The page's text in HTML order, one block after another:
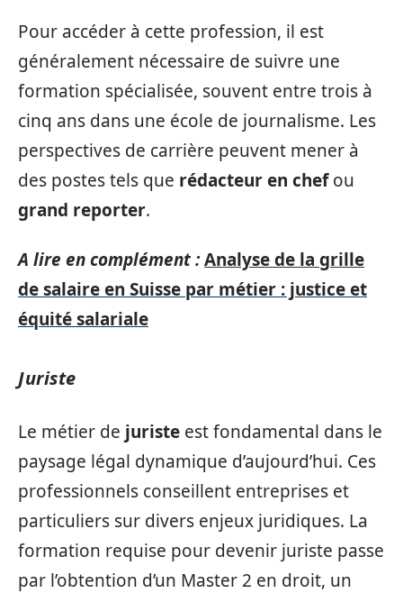
Pour accéder à cette profession, il est
généralement nécessaire de suivre une
formation spécialisée, souvent entre trois à
cinq ans dans une école de journalisme. Les
perspectives de carrière peuvent mener à
des postes tels que rédacteur en chefou
grand reporter.
A lire en complément :Analyse de la grille
de salaire en Suisse par métier : justice et
équité salariale
Juriste
Le métier de juriste est fondamental dans le
paysage légal dynamique d’aujourd’hui. Ces
professionnels conseillent entreprises et
particuliers sur divers enjeux juridiques. La
formation requise pour devenir juriste passe
par l’obtention d’un Master 2 en droit, un